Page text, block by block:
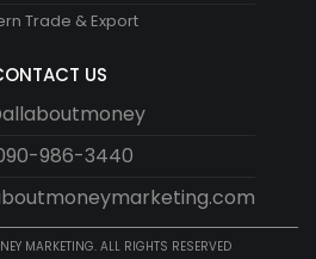
Trade & Export
US
986-3440
MARKETING. ALL RIGHTS RESERVED